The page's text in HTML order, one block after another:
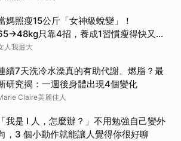
媽照瘦15公斤「女神級蛻變」！
只靠4招，養成1習慣瘦得快又不
胖
人我最大
續7天洗冷水澡真的有助代謝、燃脂？最
研究揭：一週後身體出現4個變化
Claire美麗佳人
「我是 I 人，怎麼辦？」不用勉強自己變外
，3 個小動作就能讓人覺得你很好聊